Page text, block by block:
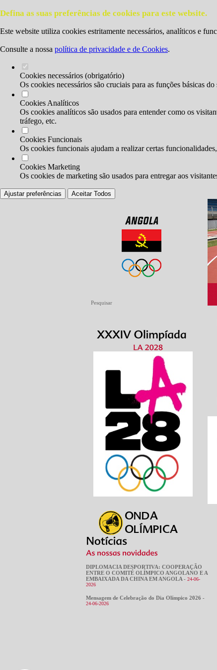
Defina as suas preferências de cookies para este website.
Este website utiliza cookies estritamente necessários, analíticos e
Consulte a nossa política de privacidade e de Cookies.
Cookies necessários (obrigatório)
Os cookies necessários são cruciais para as funções básicas
Cookies Analíticos
Os cookies analíticos são usados para entender como os
tráfego, etc.
Cookies Funcionais
Os cookies funcionais ajudam a realizar certas
Cookies Marketing
Os cookies de marketing são usados para entregar aos
Ajustar preferências Aceitar Todos
DIPLOMACIA DESPORTIVA: COOPERAÇÃO
ENTRE O COMITÉ OLÍMPICO ANGOLANO E A
EMBAIXADA DA CHINA EM ANGOLA - 24-06-
2026
Mensagem de Celebração do Dia Olímpico 2026 -
24-06-2026